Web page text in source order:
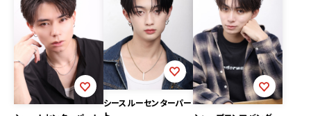
シースルーセンターパー